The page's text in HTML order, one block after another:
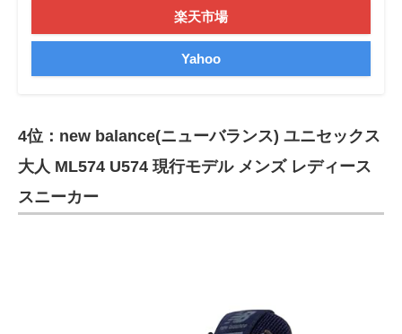
楽天市場
Yahoo
4位：new balance(ニューバランス) ユニセックス
大人 ML574 U574 現行モデル メンズ レディース
スニーカー